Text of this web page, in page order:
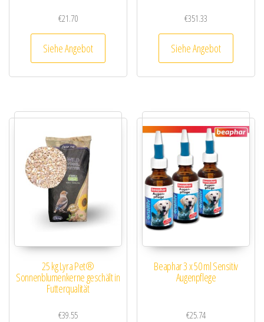
€21.70
Siehe Angebot
€351.33
Siehe Angebot
25 kg Lyra Pet®
Sonnenblumenkerne geschält in
Futterqualität
€39.55
Beaphar 3 x 50 ml Sensitiv
Augenpflege
€25.74